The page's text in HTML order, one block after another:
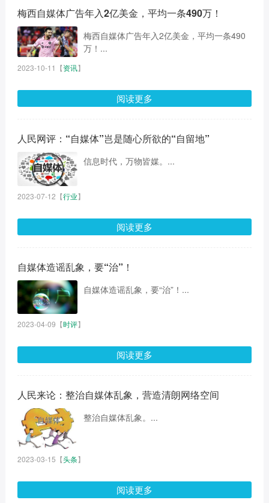
梅西自媒体广告年入2亿美金，平均一条490万！
梅西自媒体广告年入2亿美金，平均一条490
万！...
2023-10-11 【资讯】
阅读更多
人民网评：“自媒体”岂是随心所欲的“自留地”
信息时代，万物皆媒。...
2023-07-12 【行业】
阅读更多
自媒体造谣乱象，要“治”！
自媒体造谣乱象，要“治”！...
2023-04-09 【时评】
阅读更多
人民来论：整治自媒体乱象，营造清朗网络空间
整治自媒体乱象。...
2023-03-15 【头条】
阅读更多